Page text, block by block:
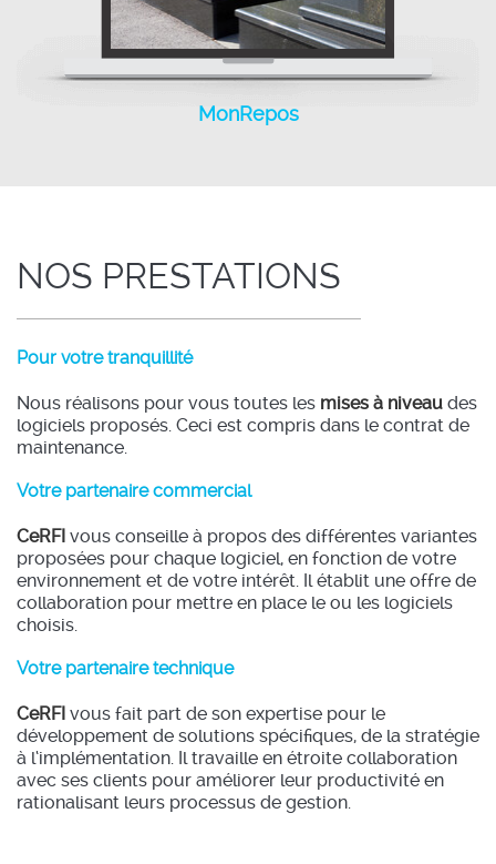
MonRepos
NOS PRESTATIONS
Pour votre tranquillité
Nous réalisons pour vous toutes les mises à niveau des
logiciels proposés. Ceci est compris dans le contrat de
maintenance.
Votre partenaire commercial
CeRFI vous conseille à propos des différentes variantes
proposées pour chaque logiciel, en fonction de votre
environnement et de votre intérêt. Il établit une offre de
collaboration pour mettre en place le ou les logiciels
choisis.
Votre partenaire technique
CeRFI vous fait part de son expertise pour le
développement de solutions spécifiques, de la stratégie
à l‘implémentation. Il travaille en étroite collaboration
avec ses clients pour améliorer leur productivité en
rationalisant leurs processus de gestion.